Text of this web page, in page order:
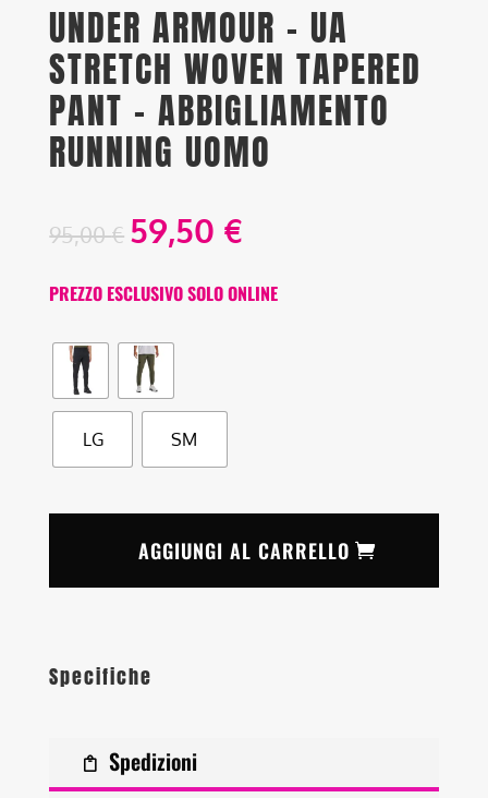
UNDER ARMOUR – UA
STRETCH WOVEN TAPERED
PANT – ABBIGLIAMENTO
RUNNING UOMO
95,00€ 59,50 €
PREZZO ESCLUSIVO SOLO ONLINE
LG SM
AGGIUNGI AL CARRELLO
Specifiche
Spedizioni